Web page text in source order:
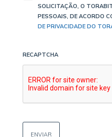
SOLICITAÇÃO, O
PESSOAIS, DE ACORDO
DE PRIVACIDADE DO
RECAPTCHA